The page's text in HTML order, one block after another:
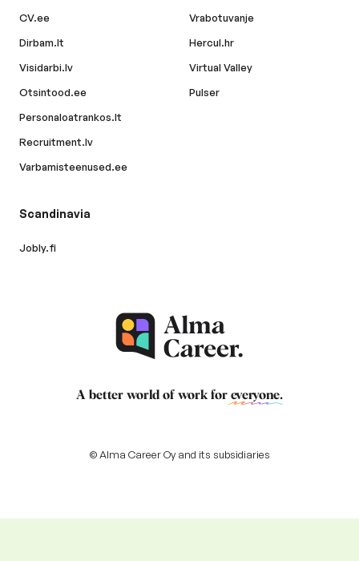
CV.ee
Dirbam.lt
Visidarbi.lv
Otsintood.ee
Personaloatrankos.lt
Recruitment.lv
Varbamisteenused.ee
Vrabotuvanje
Hercul.hr
Virtual Valley
Pulser
Scandinavia
Jobly.fi
A better world of work for everyone.
© Alma Career Oy and its subsidiaries